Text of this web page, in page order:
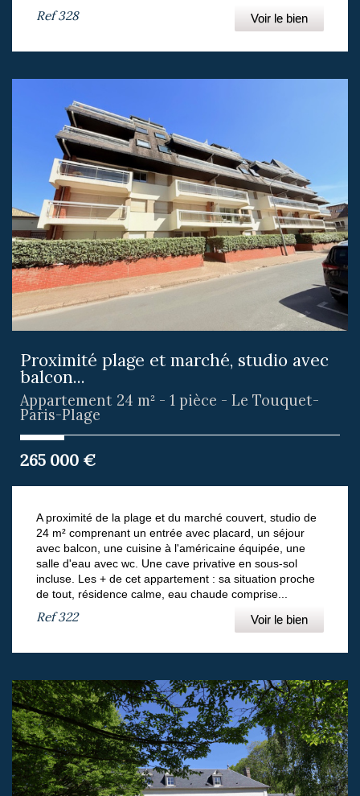
Ref328 Voir le bien
Proximité plage et marché, studio avec
balcon...
Appartement 24 m² - 1 pièce - Le Touquet-
Paris-Plage
265 000 €
A proximité de la plage et du marché couvert, studio de
24 m² comprenant un entrée avec placard, un séjour
avec balcon, une cuisine à l'américaine équipée, une
salle d'eau avec wc. Une cave privative en sous-sol
incluse. Les + de cet appartement : sa situation proche
de tout, résidence calme, eau chaude comprise...
Ref322 Voir le bien